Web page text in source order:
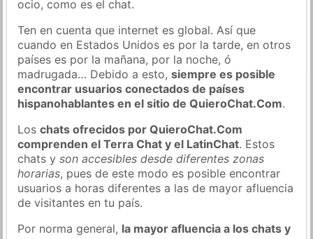
ocio, como es el chat.
Ten en cuenta que internet es global. Así que
cuando en Estados Unidos es por la tarde, en otros
países es por la mañana, por la noche, ó
madrugada… Debido a esto,siempre es posible
encontrar usuarios conectados de países
hispanohablantes en el sitio de QuieroChat.Com.
Loschats ofrecidos por QuieroChat.Com
comprenden el Terra Chat y el LatinChat. Estos
chats yson accesibles desde diferentes zonas
horarias, pues de este modo es posible encontrar
usuarios a horas diferentes a las de mayor afluencia
de visitantes en tu país.
Por norma general, la mayor afluencia a los chats y